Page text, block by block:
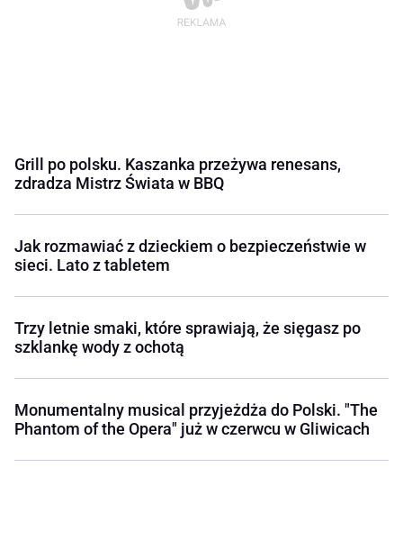
Grill po polsku. Kaszanka przeżywa renesans,
zdradza Mistrz Świata w BBQ
Jak rozmawiać z dzieckiem o bezpieczeństwie w
sieci. Lato z tabletem
Trzy letnie smaki, które sprawiają, że sięgasz po
szklankę wody z ochotą
Monumentalny musical przyjeżdża do Polski. "The
Phantom of the Opera" już w czerwcu w Gliwicach